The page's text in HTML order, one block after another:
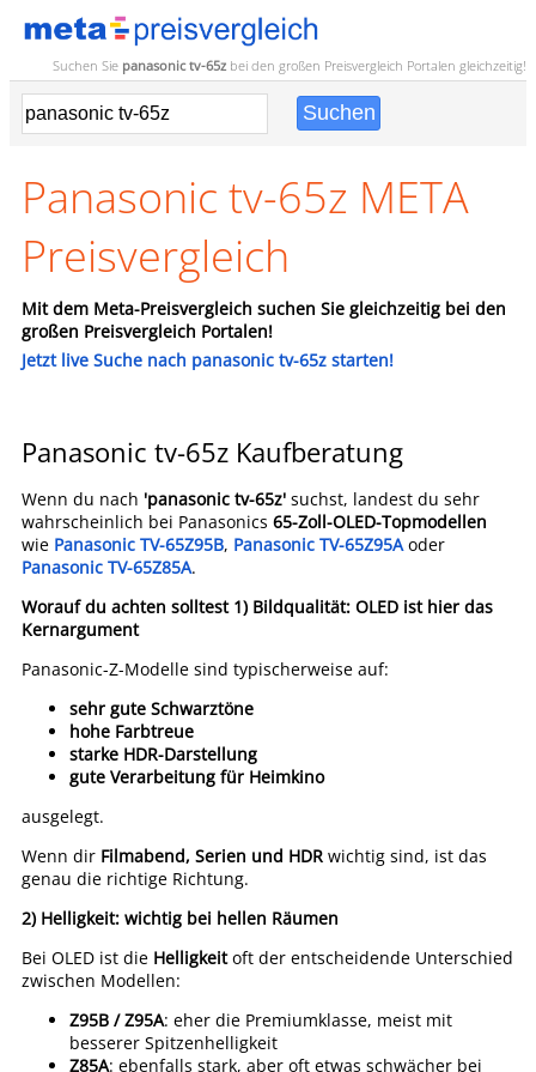
Suchen Sie panasonic tv-65z bei den großen Preisvergleich Portalen gleichzeitig!
Panasonic tv-65z META
Preisvergleich
Mit dem Meta-Preisvergleich suchen Sie gleichzeitig bei den
großen Preisvergleich Portalen!
Jetzt live Suche nach panasonic tv-65z starten!
Panasonic tv-65z Kaufberatung
Wenn du nach 'panasonic tv-65z' suchst, landest du sehr
wahrscheinlich bei Panasonics 65-Zoll-OLED-Topmodellen
wie Panasonic TV-65Z95B, Panasonic TV-65Z95Aoder
Panasonic TV-65Z85A.
Worauf du achten solltest 1) Bildqualität: OLED ist hier das
Kernargument
Panasonic-Z-Modelle sind typischerweise auf:
sehr gute Schwarztöne
hohe Farbtreue
starke HDR-Darstellung
gute Verarbeitung für Heimkino
ausgelegt.
Wenn dir Filmabend, Serien und HDR wichtig sind, ist das
genau die richtige Richtung.
2) Helligkeit: wichtig bei hellen Räumen
Bei OLED ist die Helligkeitoft der entscheidende Unterschied
zwischen Modellen:
Z95B / Z95A: eher die Premiumklasse, meist mit
besserer Spitzenhelligkeit
Z85A: ebenfalls stark, aber oft etwas schwächer bei